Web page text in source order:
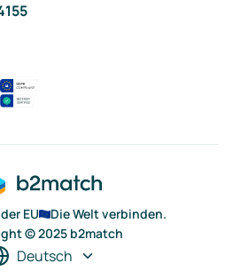
EU
Die Welt verbinden.
© 2025 b2match
Deutsch